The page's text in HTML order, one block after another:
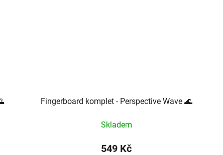
Fingerboard komplet - Perspective Wave 🌊
Skladem
549 Kč